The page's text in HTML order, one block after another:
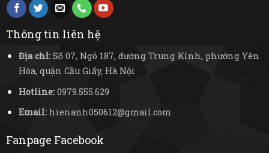
Thông tin liên hệ
Địa chỉ:Số 07, Ngõ 187, đường Trung Kính, phường Yên
Hòa, quận Cầu Giấy, Hà Nội
Hotline:0979.555.629
Email:hienanh050612@gmail.com
Fanpage Facebook